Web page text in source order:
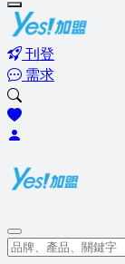
刊登
需求